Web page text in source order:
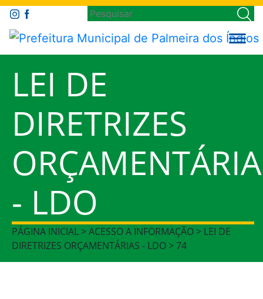
LEI DE
DIRETRIZES
- LDO
PÁGINA INICIAL > ACESSO A INFORMAÇÃO > LEI DE
DIRETRIZES ORÇAMENTÁRIAS - LDO > 74